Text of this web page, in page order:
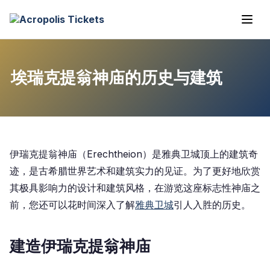
埃瑞克提翁神庙的历史与建筑
伊瑞克提翁神庙（Erechtheion）是雅典卫城顶上的建筑奇
迹，是古希腊世界艺术和建筑实力的见证。为了更好地欣赏
其极具影响力的设计和建筑风格，在游览这座标志性神庙之
前，您还可以花时间深入了解雅典卫城引人入胜的历史。
建造伊瑞克提翁神庙